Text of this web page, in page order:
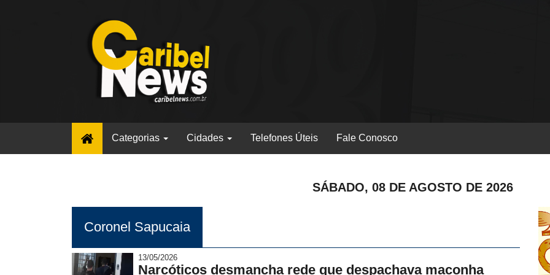
(current)Categorias Cidades Telefones Úteis Fale Conosco
SÁBADO, 08 DE AGOSTO DE 2026
Coronel Sapucaia
13/05/2026
Narcóticos desmancha rede que despachava maconha